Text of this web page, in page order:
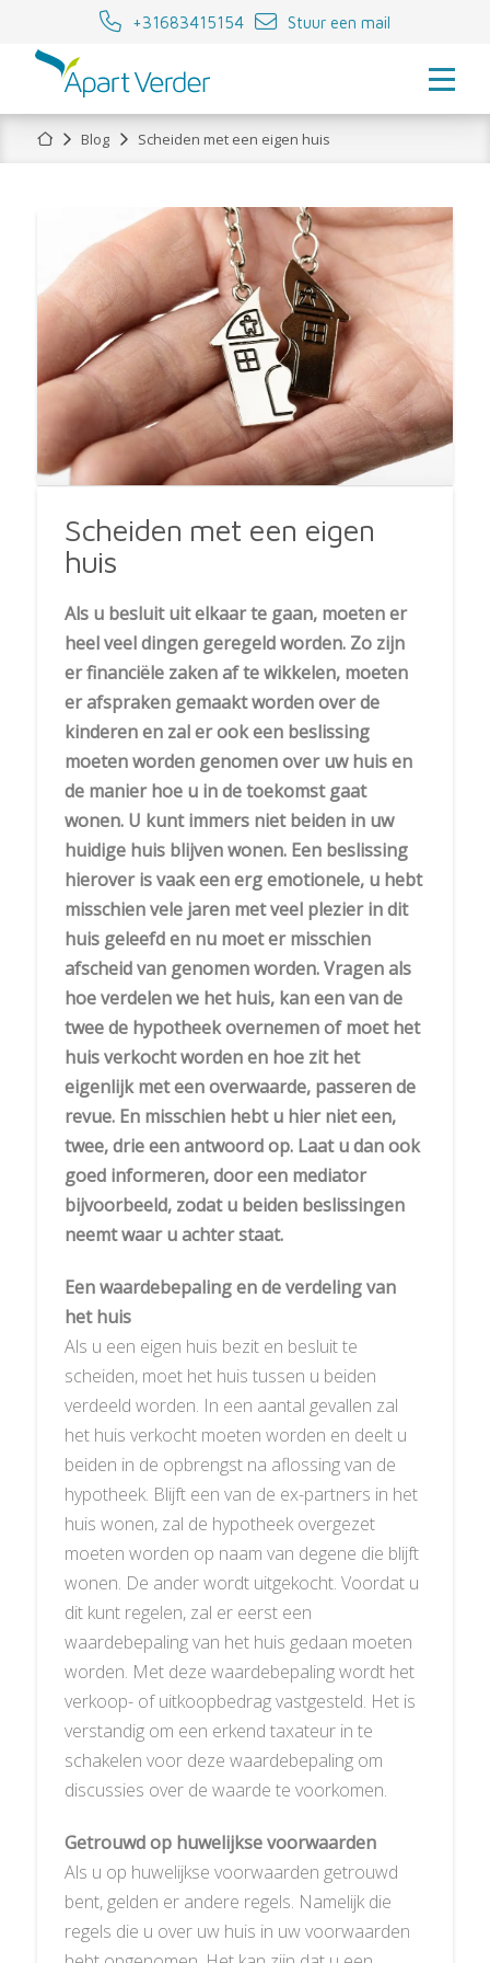
+31683415154 Stuur een mail
HomeBlog Scheiden met een eigen huis
Scheiden met een eigen
huis
Als u besluit uit elkaar te gaan, moeten er
heel veel dingen geregeld worden. Zo zijn
er financiële zaken af te wikkelen, moeten
er afspraken gemaakt worden over de
kinderen en zal er ook een beslissing
moeten worden genomen over uw huis en
de manier hoe u in de toekomst gaat
wonen. U kunt immers niet beiden in uw
huidige huis blijven wonen. Een beslissing
hierover is vaak een erg emotionele, u hebt
misschien vele jaren met veel plezier in dit
huis geleefd en nu moet er misschien
afscheid van genomen worden. Vragen als
hoe verdelen we het huis, kan een van de
twee de hypotheek overnemen of moet het
huis verkocht worden en hoe zit het
eigenlijk met een overwaarde, passeren de
revue. En misschien hebt u hier niet een,
twee, drie een antwoord op. Laat u dan ook
goed informeren, door een mediator
bijvoorbeeld, zodat u beiden beslissingen
neemt waar u achter staat.
Een waardebepaling en de verdeling van
het huis
Als u een eigen huis bezit en besluit te
scheiden, moet het huis tussen u beiden
verdeeld worden. In een aantal gevallen zal
het huis verkocht moeten worden en deelt u
beiden in de opbrengst na aflossing van de
hypotheek. Blijft een van de ex-partners in het
huis wonen, zal de hypotheek overgezet
moeten worden op naam van degene die blijft
wonen. De ander wordt uitgekocht. Voordat u
dit kunt regelen, zal er eerst een
waardebepaling van het huis gedaan moeten
worden. Met deze waardebepaling wordt het
verkoop- of uitkoopbedrag vastgesteld. Het is
verstandig om een erkend taxateur in te
schakelen voor deze waardebepaling om
discussies over de waarde te voorkomen.
Getrouwd op huwelijkse voorwaarden
Als u op huwelijkse voorwaarden getrouwd
bent, gelden er andere regels. Namelijk die
regels die u over uw huis in uw voorwaarden